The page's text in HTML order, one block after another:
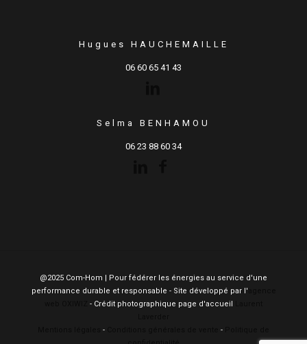
Hugues HAUCHEMAILLE
06 60 65 41 43
Selma BENHAMOU
06 23 88 60 34
@2025 Com-Hom | Pour fédérer les énergies au service d'une
performance durable et responsable - Site développé par l'
- Crédit photographique page d'accueil
- -